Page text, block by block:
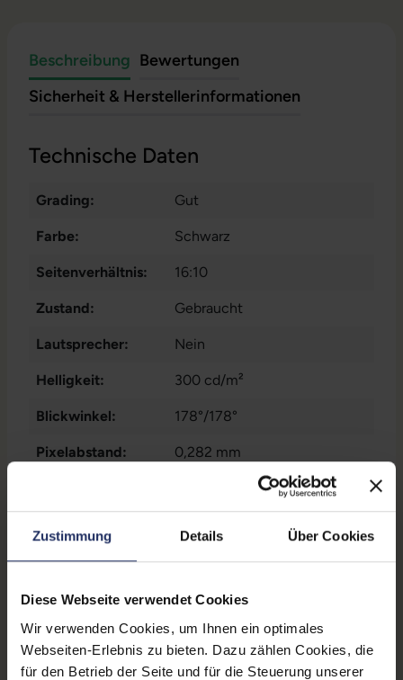
Zustimmung Details Über Cookies
Diese Webseite verwendet Cookies
Wir verwenden Cookies, um Ihnen ein optimales
Webseiten-Erlebnis zu bieten. Dazu zählen Cookies, die
für den Betrieb der Seite und für die Steuerung unserer
Beschreibung Bewertungen
Sicherheit & Herstellerinformationen
Technische Daten
Grading: Gut
Farbe: Schwarz
Seitenverhältnis: 16:10
Zustand: Gebraucht
Lautsprecher: Nein
Helligkeit: 300 cd/m²
Blickwinkel: 178°/178°
Pixelabstand: 0,282 mm
1920 x 1200 WUXGA
Stromverbrauch: 25 Watt
Displaygröße: 25,0 Zoll
Schnittstellen: 1x Audio - Ausgang - 3.5 mm
1x DisplayPort, 1x HDMI, 1x
VGA, 4x USB 3 Typ A
Mehr anzeigen